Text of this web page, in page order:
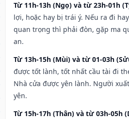
Từ 11h-13h (Ngọ) và từ 23h-01h
lợi, hoặc hay bị trái ý. Nếu ra đi
quan trọng thì phải đòn, gặp ma
an.
Từ 13h-15h (Mùi) và từ 01-03h
được tốt lành, tốt nhất cầu tài đi
Nhà cửa được yên lành. Người
yên.
Từ 15h-17h (Thân) và từ 03h-05h